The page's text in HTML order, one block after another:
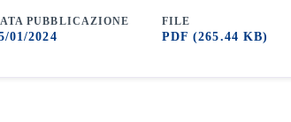
PUBBLICAZIONE
01/2024
FILE
PDF(265.44 KB)